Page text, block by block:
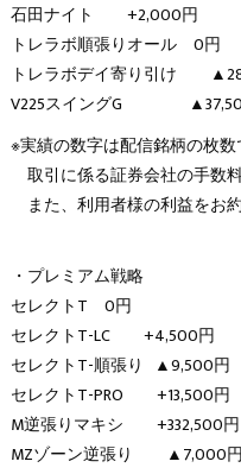
石田ナイト +2,000円
トレラボ順張りオール 0円
トレラボデイ寄り引け
V225スイングG
※実績の数字は配信銘柄の枚数
取引に係る証券会社の手数
また、利用者様の利益をお
・プレミアム戦略
セレクトT 0円
セレクトT-LC +4,500円
セレクトT-順張り ▲9,500円
セレクトT-PRO +13,500円
M逆張りマキシ
MZゾーン逆張り